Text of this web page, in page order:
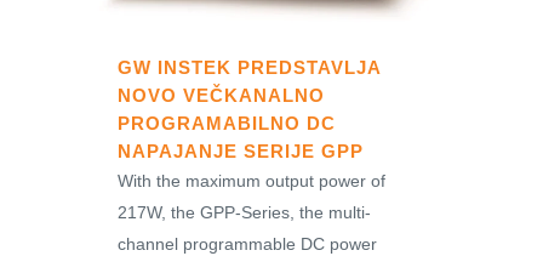
GW INSTEK PREDSTAVLJA
NOVO VEČKANALNO
PROGRAMABILNO DC
NAPAJANJE SERIJE GPP
With the maximum output power of
217W, the GPP-Series, the multi-
channel programmable DC power